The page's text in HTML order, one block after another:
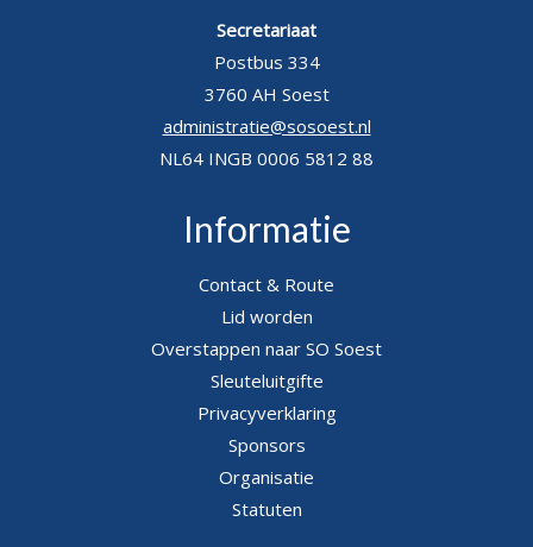
Secretariaat
Postbus 334
3760 AH Soest
administratie@sosoest.nl
NL64 INGB 0006 5812 88
Informatie
Contact & Route
Lid worden
Overstappen naar SO Soest
Sleuteluitgifte
Privacyverklaring
Sponsors
Organisatie
Statuten